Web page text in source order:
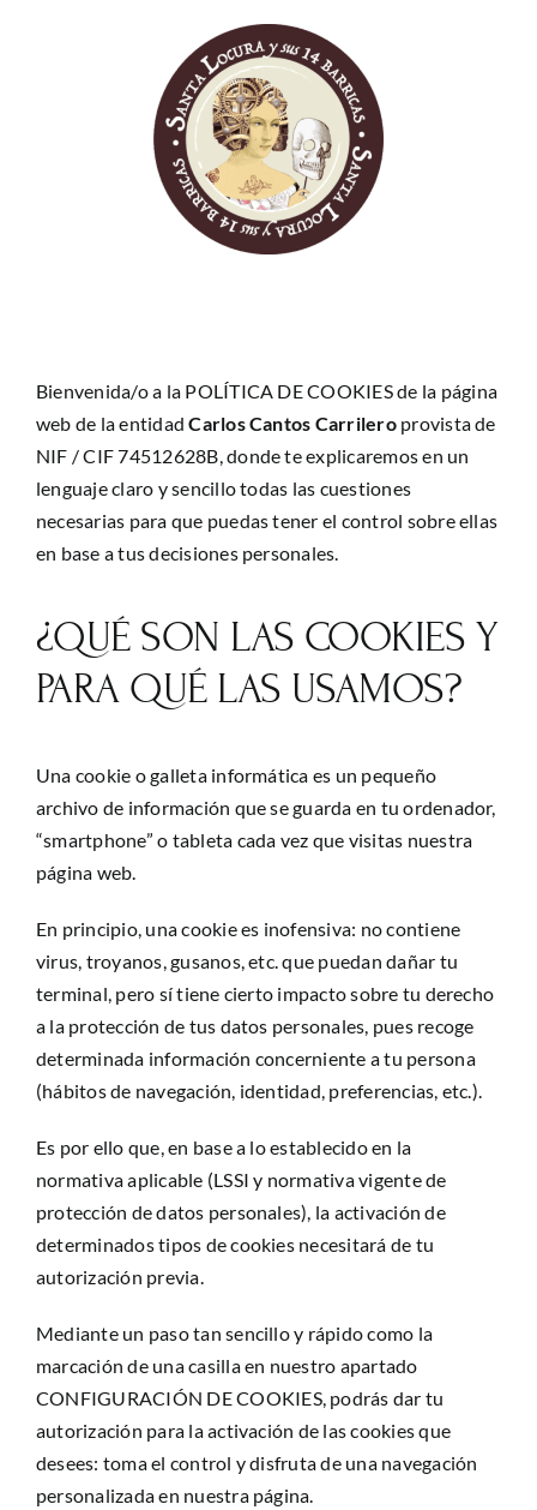
Bienvenida/o a la POLÍTICA DE COOKIES de la página
web de la entidadCarlos Cantos Carrilero provista de
NIF / CIF 74512628B, donde te explicaremos en un
lenguaje claro y sencillo todas las cuestiones
necesarias para que puedas tener el control sobre ellas
en base a tus decisiones personales.
¿QUÉ SON LAS COOKIES Y
PARA QUÉ LAS USAMOS?
Una cookie o galleta informática es un pequeño
archivo de información que se guarda en tu ordenador,
“smartphone” o tableta cada vez que visitas nuestra
página web.
En principio, una cookie es inofensiva: no contiene
virus, troyanos, gusanos, etc. que puedan dañar tu
terminal, pero sí tiene cierto impacto sobre tu derecho
a la protección de tus datos personales, pues recoge
determinada información concerniente a tu persona
(hábitos de navegación, identidad, preferencias, etc.).
Es por ello que, en base a lo establecido en la
normativa aplicable (LSSI y normativa vigente de
protección de datos personales), la activación de
determinados tipos de cookies necesitará de tu
autorización previa.
Mediante un paso tan sencillo y rápido como la
marcación de una casilla en nuestro apartado
CONFIGURACIÓN DE COOKIES, podrás dar tu
autorización para la activación de las cookies que
desees: toma el control y disfruta de una navegación
personalizada en nuestra página.